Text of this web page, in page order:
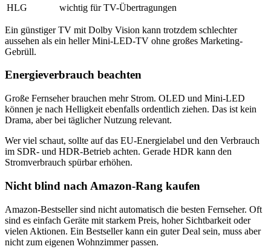
HLG
wichtig für TV-Übertragungen
Ein günstiger TV mit Dolby Vision kann trotzdem schlechter
aussehen als ein heller Mini-LED-TV ohne großes Marketing-
Gebrüll.
Energieverbrauch beachten
Große Fernseher brauchen mehr Strom. OLED und Mini-LED
können je nach Helligkeit ebenfalls ordentlich ziehen. Das ist kein
Drama, aber bei täglicher Nutzung relevant.
Wer viel schaut, sollte auf das EU-Energielabel und den Verbrauch
im SDR- und HDR-Betrieb achten. Gerade HDR kann den
Stromverbrauch spürbar erhöhen.
Nicht blind nach Amazon-Rang kaufen
Amazon-Bestseller sind nicht automatisch die besten Fernseher. Oft
sind es einfach Geräte mit starkem Preis, hoher Sichtbarkeit oder
vielen Aktionen. Ein Bestseller kann ein guter Deal sein, muss aber
nicht zum eigenen Wohnzimmer passen.